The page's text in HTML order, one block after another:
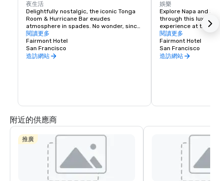
夜生活
Delightfully nostalgic, the iconic Tonga
Room & Hurricane Bar exudes
atmosphere in spades. No wonder, since
it was a Hollywood set designer who
created the themed look and feel.
Guests gather around a large central
“lagoon,” once the hotel’s indoor
閱讀更多
Fairmont Hotel
San Francisco
造訪網站
娛樂
Explore Napa and
through this luxury
experience at the
Experienced
your tastes,
your journey to
bespoke experience
閱讀更多
Fairmont Hotel
San Francisco
造訪網站
附近的供應商
推廣